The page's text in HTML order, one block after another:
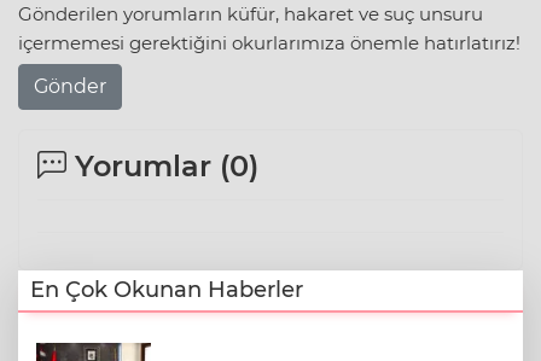
Gönderilen yorumların küfür, hakaret ve suç unsuru
içermemesi gerektiğini okurlarımıza önemle hatırlatırız!
Gönder
Yorumlar (0)
En Çok Okunan Haberler